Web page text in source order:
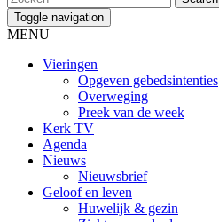
Toggle navigation
MENU
Vieringen
Opgeven gebedsintenties
Overweging
Preek van de week
Kerk TV
Agenda
Nieuws
Nieuwsbrief
Geloof en leven
Huwelijk & gezin